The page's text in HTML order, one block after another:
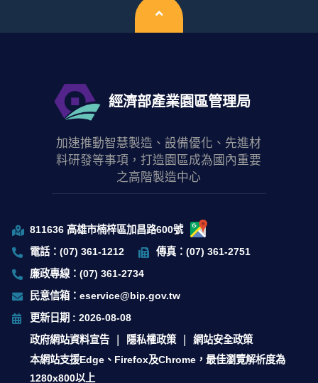
經濟部產業園區管理局
加速推動智慧製造、設備優化、先進材
料研發等事項，打造園區成為國內重要
之高階製造中心
811636 高雄市楠梓區加昌路600號
電話：(07) 361-1212
傳真：(07) 361-2751
廉政專線：(07) 361-2734
民意信箱：eservice@bip.gov.tw
更新日期 : 2026-08-08
政府網站資料宣告
隱私權政策
網站安全政策
本網站支援Edge、Firefox及Chrome，最佳瀏覽解析度為
1280x800以上